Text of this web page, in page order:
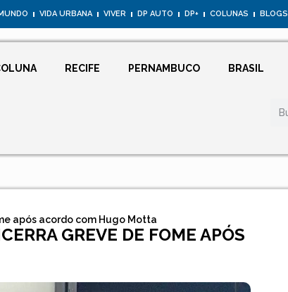
VIDA URBANA VIVER DP AUTO DP+ COLUNAS BLOGS
RECIFE PERNAMBUCO BRASIL
após acordo com Hugo Motta
GREVE DE FOME APÓS